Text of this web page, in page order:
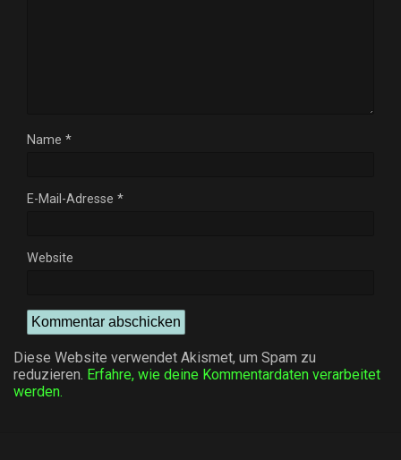
Name *
E-Mail-Adresse *
Website
Diese Website verwendet Akismet, um Spam zu
reduzieren. Erfahre, wie deine Kommentardaten verarbeitet
werden.